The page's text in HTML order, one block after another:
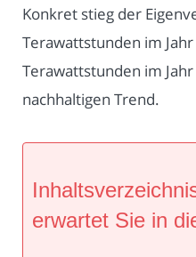
Konkret stieg der
Terawattstunden im
Terawattstunden im
nachhaltigen Trend.
erwartet Sie in